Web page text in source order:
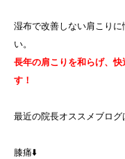
湿布で改善しない肩こり
い。
長年の肩こりを和らげ、
す！
最近の院長オススメブログ
膝痛⬇️